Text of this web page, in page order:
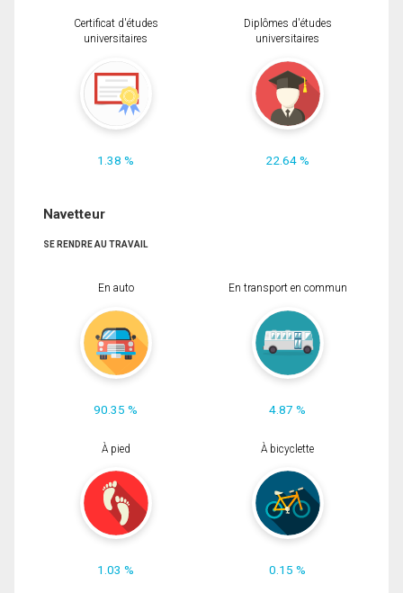
Certificat d'études
universitaires
1.38 %
Diplômes d'études
universitaires
22.64 %
Navetteur
SE RENDRE AU TRAVAIL
En auto
90.35 %
En transport en commun
4.87 %
À pied
1.03 %
À bicyclette
0.15 %